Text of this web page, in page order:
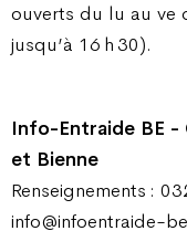
ouverts du lu au ve
jusqu’à 16 h 30).
Info-Entraide BE -
et Bienne
Renseignements :
info@infoentraide-